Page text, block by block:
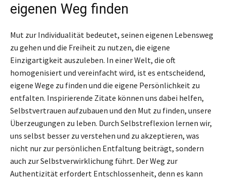
eigenen Weg finden
Mut zur Individualität bedeutet, seinen eigenen Lebensweg
zu gehen und die Freiheit zu nutzen, die eigene
Einzigartigkeit auszuleben. In einer Welt, die oft
homogenisiert und vereinfacht wird, ist es entscheidend,
eigene Wege zu finden und die eigene Persönlichkeit zu
entfalten. Inspirierende Zitate können uns dabei helfen,
Selbstvertrauen aufzubauen und den Mut zu finden, unsere
Überzeugungen zu leben. Durch Selbstreflexion lernen wir,
uns selbst besser zu verstehen und zu akzeptieren, was
nicht nur zur persönlichen Entfaltung beiträgt, sondern
auch zur Selbstverwirklichung führt. Der Weg zur
Authentizität erfordert Entschlossenheit, denn es kann